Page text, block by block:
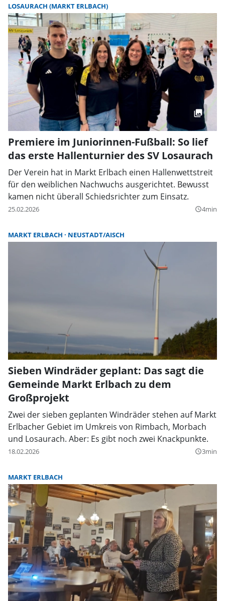
LOSAURACH (MARKT ERLBACH)
Premiere im Juniorinnen-Fußball: So lief
das erste Hallenturnier des SV Losaurach
Der Verein hat in Markt Erlbach einen Hallenwettstreit
für den weiblichen Nachwuchs ausgerichtet. Bewusst
kamen nicht überall Schiedsrichter zum Einsatz.
25.02.2026 query_builder4min
MARKT ERLBACH NEUSTADT/AISCH
Sieben Windräder geplant: Das sagt die
Gemeinde Markt Erlbach zu dem
Großprojekt
Zwei der sieben geplanten Windräder stehen auf Markt
Erlbacher Gebiet im Umkreis von Rimbach, Morbach
und Losaurach. Aber: Es gibt noch zwei Knackpunkte.
18.02.2026 query_builder3min
MARKT ERLBACH